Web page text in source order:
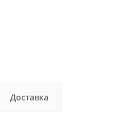
Доставка